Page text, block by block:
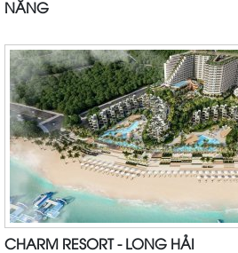
NẴNG
CHARM RESORT - LONG HẢI